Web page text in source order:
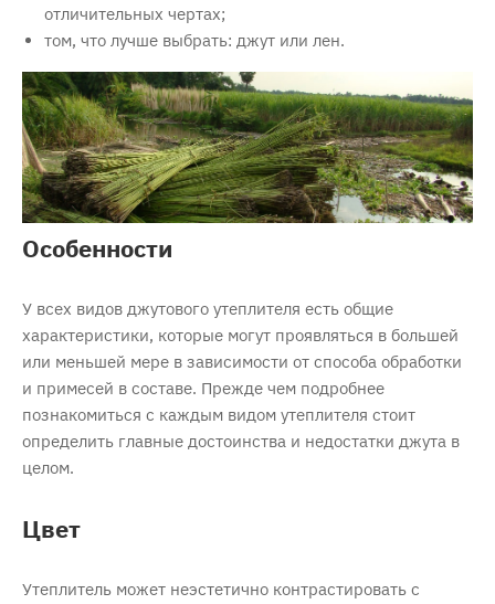
отличительных чертах;
том, что лучше выбрать: джут или лен.
Особенности
У всех видов джутового утеплителя есть общие
характеристики, которые могут проявляться в большей
или меньшей мере в зависимости от способа обработки
и примесей в составе. Прежде чем подробнее
познакомиться с каждым видом утеплителя стоит
определить главные достоинства и недостатки джута в
целом.
Цвет
Утеплитель может неэстетично контрастировать с